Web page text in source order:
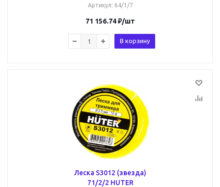
Артикул: 64/1/7
71 156.74₽/шт
В корзину
Леска S3012 (звезда)
71/2/2 HUTER